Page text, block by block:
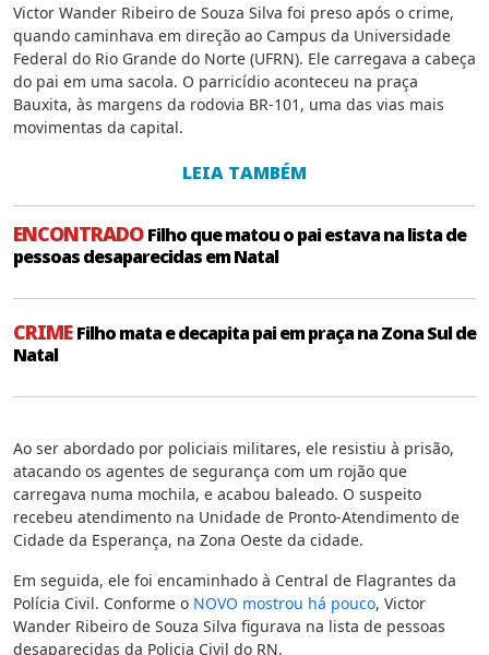
Victor Wander Ribeiro de Souza Silva foi preso após o crime,
quando caminhava em direção ao Campus da Universidade
Federal do Rio Grande do Norte (UFRN). Ele carregava a cabeça
do pai em uma sacola. O parricídio aconteceu na praça
Bauxita, às margens da rodovia BR-101, uma das vias mais
movimentas da capital.
LEIA TAMBÉM
ENCONTRADOFilho que matou o pai estava na lista de
pessoas desaparecidas em Natal
CRIMEFilho mata e decapita pai em praça na Zona Sul de
Natal
Ao ser abordado por policiais militares, ele resistiu à prisão,
atacando os agentes de segurança com um rojão que
carregava numa mochila, e acabou baleado. O suspeito
recebeu atendimento na Unidade de Pronto-Atendimento de
Cidade da Esperança, na Zona Oeste da cidade.
Em seguida, ele foi encaminhado à Central de Flagrantes da
Polícia Civil. Conforme o NOVO mostrou há pouco, Victor
Wander Ribeiro de Souza Silva figurava na lista de pessoas
desaparecidas da Policia Civil do RN.